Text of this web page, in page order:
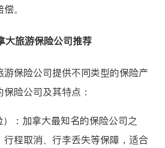
。
大旅游保险公司推荐
保险公司提供不同类型的保险产
险公司及其特点：
）：加拿大最知名的保险公司之
程取消、行李丢失等保障，适合